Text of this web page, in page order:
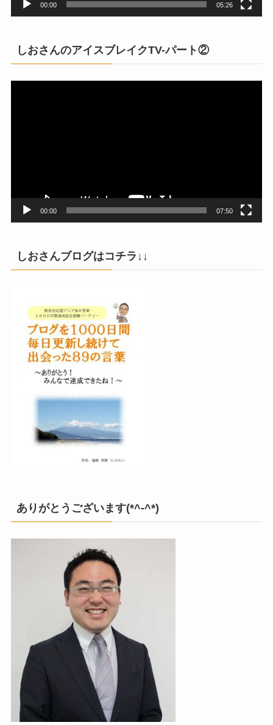
00:00 05:26
しおさんのアイスブレイクTV-パート②
00:00 07:50
しおさんブログはコチラ↓↓
ありがとうございます(*^-^*)